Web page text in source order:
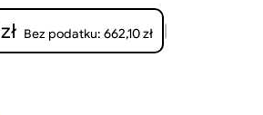
zł Bez podatku: 662,10zł |